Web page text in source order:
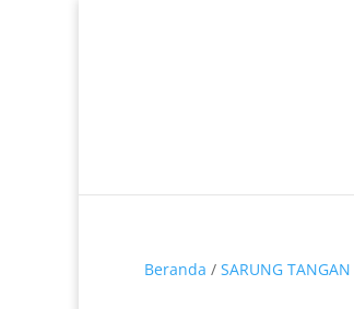
Beranda / SARUNG TANGAN